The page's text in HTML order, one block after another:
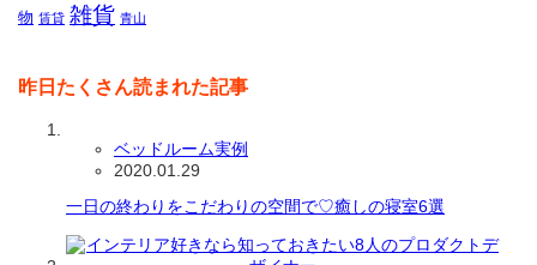
物 賃貸 雑貨 青山
昨日たくさん読まれた記事
ベッドルーム実例
2020.01.29
一日の終わりをこだわりの空間で♡癒しの寝室6選